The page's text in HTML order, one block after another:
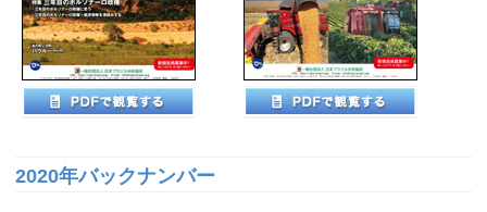
2020年バックナンバー